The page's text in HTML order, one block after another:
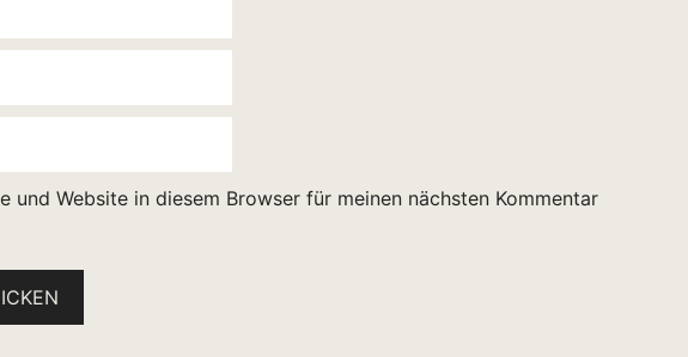
und Website in diesem Browser für meinen nächsten Kommentar